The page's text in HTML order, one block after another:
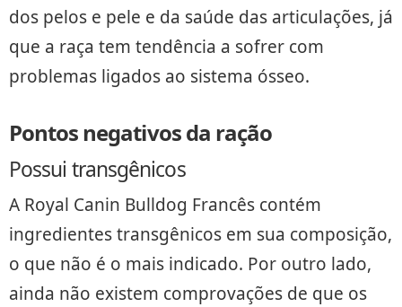
dos pelos e pele e da saúde das articulações, já
que a raça tem tendência a sofrer com
problemas ligados ao sistema ósseo.
Pontos negativos da ração
Possui transgênicos
A Royal Canin Bulldog Francês contém
ingredientes transgênicos em sua composição,
o que não é o mais indicado. Por outro lado,
ainda não existem comprovações de que os